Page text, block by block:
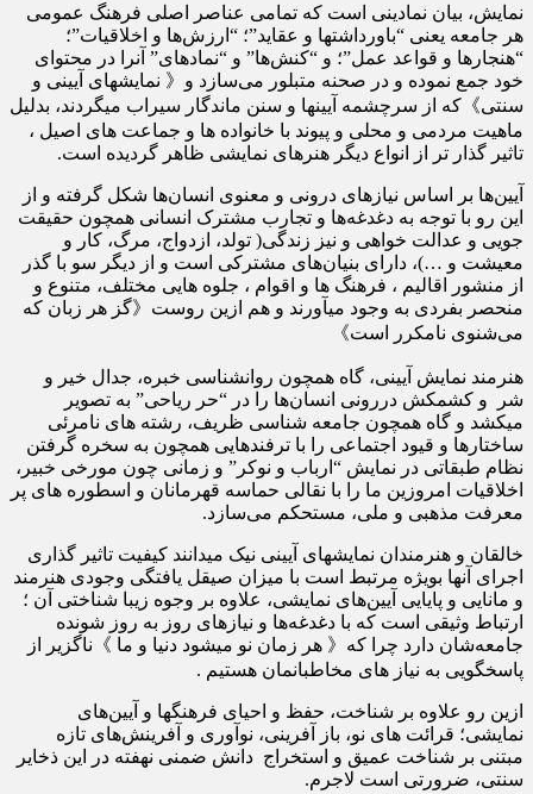
نمایش، بیان نمادینی است که تمامی عناصر اصلی فرهنگ عمومی
هر جامعه یعنی “باورداشتها و عقاید”؛ “ارزش‌ها و اخلاقیات”؛
“هنجارها و قواعد عمل”؛ و “کنش‌ها” و “نمادهای” آنرا در محتوای
خود جمع نموده و در صحنه متبلور می‌سازد و《 نمایشهای آیینی و
سنتی》که از سرچشمه آیینها و سنن ماندگار سیراب میگردند، بدلیل
ماهیت مردمی و محلی و پیوند با خانواده ها و جماعت های اصیل ،
تاثیر گذار تر از انواع دیگر هنرهای نمایشی ظاهر گردیده است.
آیین‌ها بر اساس نیازهای درونی و معنوی انسان‌ها شکل گرفته و از
این رو با توجه به دغدغه‌ها و تجارب مشترک انسانی همچون حقیقت
جویی و عدالت خواهی و نیز زندگی( تولد، ازدواج، مرگ، کار و
معیشت و …)، دارای بنیان‌های مشترکی است و از دیگر سو با گذر
از منشور اقالیم ، فرهنگ ها و اقوام ، جلوه هایی مختلف، متنوع و
منحصر بفردی به وجود میآورند و هم ازین روست《گز هر زبان که
می‌شنوی نامکرر است》
هنرمند نمایش آیینی، گاه همچون روانشناسی خبره، جدال خیر و
شر و کشمکش دررونی انسان‌ها را در “حر ریاحی” به تصویر
میکشد و گاه همچون جامعه شناسی ظریف، رشته های نامرئی
ساختارها و قیود اجتماعی را با ترفندهایی همچون به سخره گرفتن
نظام طبقاتی در نمایش “ارباب و نوکر” و زمانی چون مورخی خبیر،
اخلاقیات امروزین ما را با نقالی حماسه قهرمانان و اسطوره های پر
معرفت مذهبی و ملی، مستحکم می‌سازد.
خالقان و هنرمندان نمایشهای آیینی نیک میدانند کیفیت تاثیر گذاری
اجرای آنها بویژه مرتبط است با میزان صیقل یافتگی وجودی هنرمند
و مانایی و پایایی آیین‌های نمایشی، علاوه بر وجوه زیبا شناختی آن ؛
ارتباط وثیقی است که با دغدغه‌ها و نیازهای روز به روز شونده
جامعه‌شان دارد چرا که《 هر زمان نو میشود دنیا و ما 》ناگزیر از
پاسخگویی به نیاز های مخاطبانمان هستیم .
ازین رو علاوه بر شناخت، حفظ و احیای فرهنگها و آیین‌های
نمایشی؛ قرائت های نو، باز آفرینی، نوآوری و آفرینش‌های تازه
مبتنی بر شناخت عمیق و استخراج دانش ضمنی نهفته در این ذخایر
سنتی، ضرورتی است لاجرم.